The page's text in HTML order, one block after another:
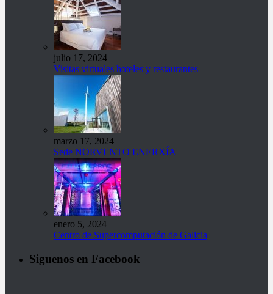
julio 17, 2024
Visitas virtuales hoteles y restaurantes
marzo 17, 2024
Sede NORVENTO ENERXÍA
enero 5, 2024
Centro de Supercomputación de Galicia
Siguenos en Facebook